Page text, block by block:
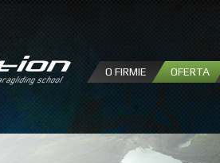
O FIRMIE OFERTA